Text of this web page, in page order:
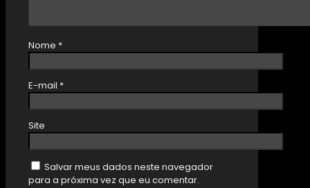
Nome *
E-mail *
Site
Salvar meus dados neste navegador
para a próxima vez que eu comentar.